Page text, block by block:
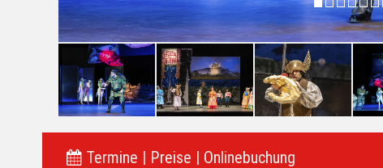
Termine | Preise | Onlinebuchung